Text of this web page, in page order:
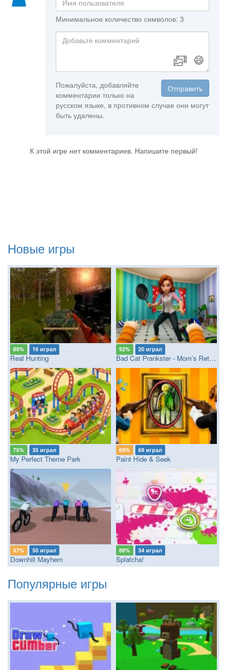
Минимальное количество символов: 3
😄
Отправить
Пожалуйста, добавляйте
комментарии только на
русском языке, в противном случае они могут
быть удалены.
К этой игре нет комментариев. Напишите первый!
Новые игры
89% 16 играл
Real Hunting
92% 20 играл
Bad Cat Prankster - Mom’s Return
75% 35 играл
My Perfect Theme Park
69% 69 играл
Paint Hide & Seek
57% 50 играл
Downhill Mayhem
88% 34 играл
Splatcha!
Популярные игры